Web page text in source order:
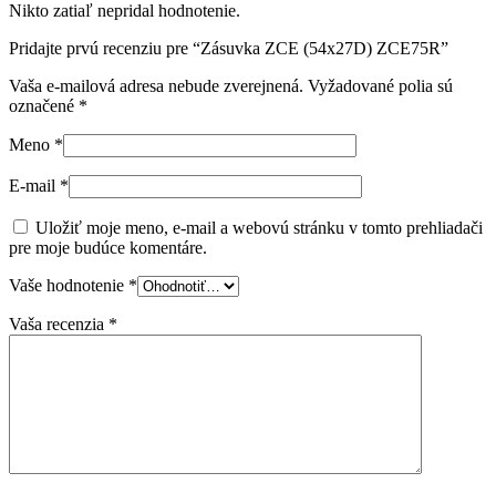
Nikto zatiaľ nepridal hodnotenie.
Pridajte prvú recenziu pre “Zásuvka ZCE (54x27D) ZCE75R”
Vaša e-mailová adresa nebude zverejnená. Vyžadované polia sú
označené *
Meno *
E-mail *
Uložiť moje meno, e-mail a webovú stránku v tomto prehliadači
pre moje budúce komentáre.
Vaše hodnotenie *
Vaša recenzia *